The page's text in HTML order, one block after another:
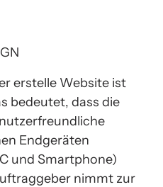
erstelle Website ist
bedeutet, dass die
Endgeräten
und Smartphone)
nimmt zur